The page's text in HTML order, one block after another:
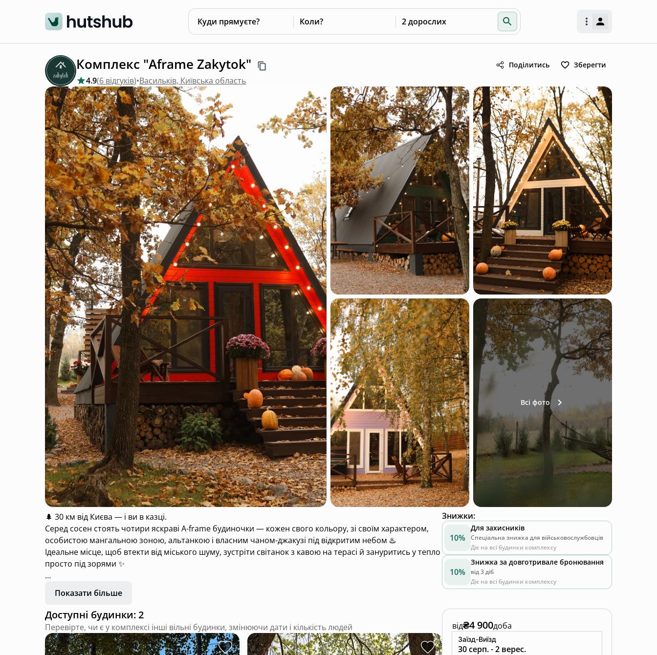
Куди прямуєте? Коли? 2 дорослих
Комплекс "Aframe Zakytok" Поділитись Зберегти
4.9(6 відгуків)•Васильків, Київська область
Всі фото
🌲 30 км від Києва — і ви в казці.
Серед сосен стоять чотири яскраві A-frame будиночки — кожен свого кольору, зі своїм характером,
особистою мангальною зоною, альтанкою і власним чаном-джакузі під відкритим небом ♨️
Ідеальне місце, щоб втекти від міського шуму, зустріти світанок з кавою на терасі й зануритись у тепло
просто під зорями ✨
🏡 4 унікальні афрейм будиночки
🔥 Приватний чан-джакузі у кожному
💚 Тиша, природа, комфорт
Забронюй свій кольоровий відпочинок уже зараз — і дозволь собі спокій ☺️
Показати більше
Знижки:
10%
Для захисників
Спеціальна знижка для військовослужбовців
Діє на всі будинки комплексу
10%
Знижка за довготривале бронювання
від 3 діб
Діє на всі будинки комплексу
Доступні будинки: 2
Перевірте, чи є у комплексі інші вільні будинки, змінюючи дати і кількість людей від₴4 900доба
Заїзд-Виїзд
30 серп. - 2 верес.